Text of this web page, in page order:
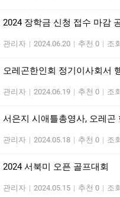
2024 장학금 신청 접수 마감
관리자 | 2024.06.20 | 추천 0 | 조
오레곤한인회 정기이사회서
관리자 | 2024.06.19 | 추천 0 | 조
서은지 시애틀총영사, 오레곤
관리자 | 2024.05.18 | 추천 0 | 조
2024 서북미 오픈 골프대회
관리자 | 2024.05.15 | 추천 0 | 조